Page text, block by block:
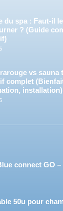
du spa : Faut-il
? (Guide
vs sauna
complet
installation)
connect GO
50u pour